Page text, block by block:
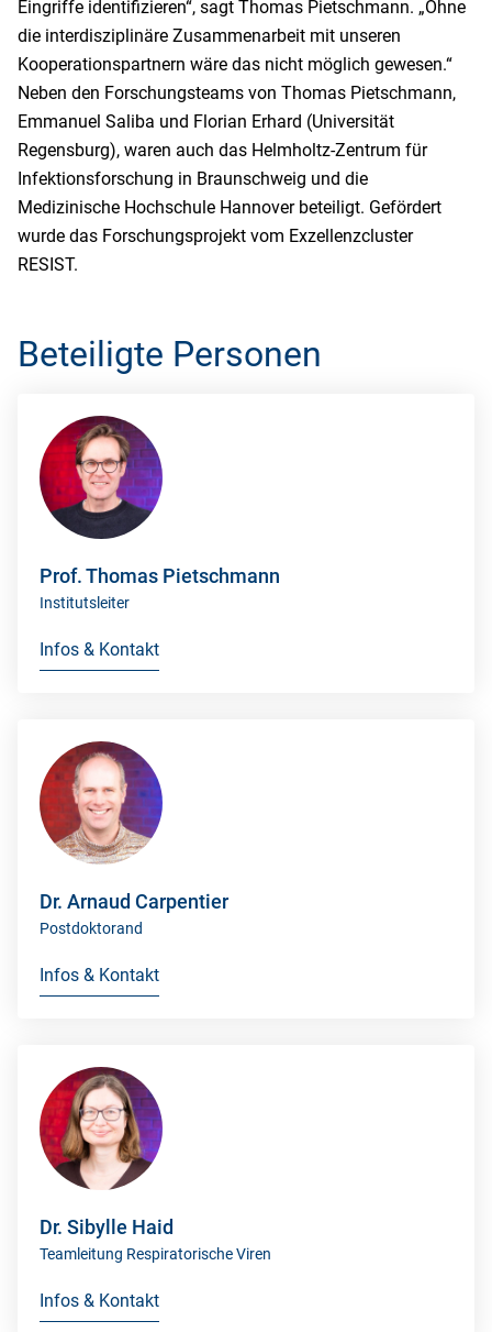
Eingriffe identifizieren“, sagt Thomas Pietschmann. „Ohne
die interdisziplinäre Zusammenarbeit mit unseren
Kooperationspartnern wäre das nicht möglich gewesen.“
Neben den Forschungsteams von Thomas Pietschmann,
Emmanuel Saliba und Florian Erhard (Universität
Regensburg), waren auch das Helmholtz-Zentrum für
Infektionsforschung in Braunschweig und die
Medizinische Hochschule Hannover beteiligt. Gefördert
wurde das Forschungsprojekt vom Exzellenzcluster
RESIST.
Beteiligte Personen
Prof. Thomas Pietschmann
Institutsleiter
Infos & Kontakt
Dr. Arnaud Carpentier
Postdoktorand
Infos & Kontakt
Dr. Sibylle Haid
Teamleitung Respiratorische Viren
Infos & Kontakt